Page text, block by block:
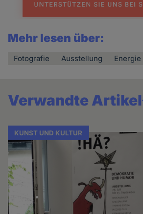
Mehr lesen über:
Fotografie Ausstellung Energie
Verwandte Artikel
KUNST UND KULTUR